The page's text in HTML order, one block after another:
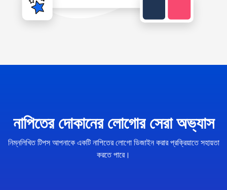
নাপিতের দোকানের লোগোর সেরা অভ্যাস
নিম্নলিখিত টিপস আপনাকে একটি নাপিতের লোগো ডিজাইন করার প্রক্রিয়াতে সহায়তা
করতে পারে।